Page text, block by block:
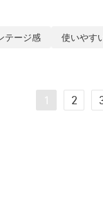
テージ感 使いやす
1 2